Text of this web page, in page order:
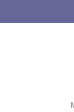
to